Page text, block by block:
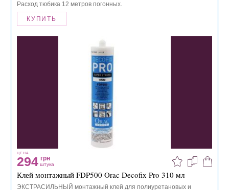
Расход тюбика 12 метров погонных.
КУПИТЬ
ЦЕНА
294 грн
штука
Клей монтажный FDP500 Orac Decofix Pro 310 мл
ЭКСТРАСИЛЬНЫЙ монтажный клей для полиуретановых и